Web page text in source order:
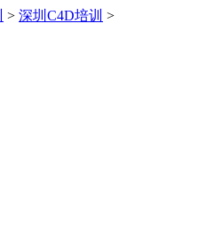
> 深圳C4D培训 >